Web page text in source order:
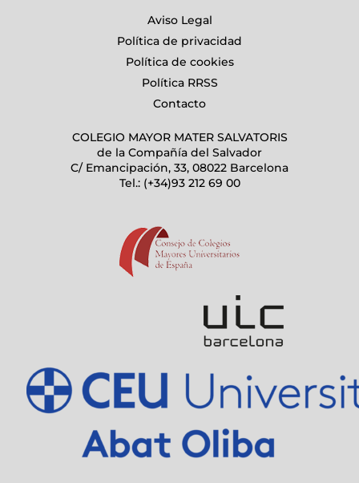
Aviso Legal
Política de privacidad
Política de cookies
Política RRSS
Contacto
COLEGIO MAYOR MATER SALVATORIS
de la Compañía del Salvador
C/ Emancipación, 33, 08022 Barcelona
Tel.:(+34)93 212 69 00